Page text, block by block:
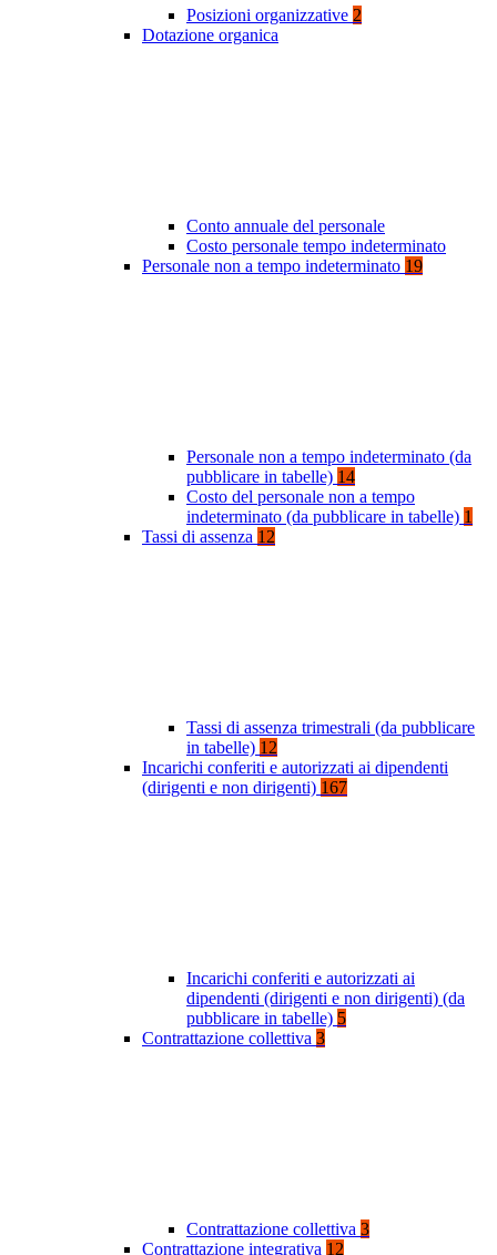
Posizioni organizzative 2
Dotazione organica
Conto annuale del personale
Costo personale tempo indeterminato
Personale non a tempo indeterminato 19
Personale non a tempo indeterminato (da
pubblicare in tabelle) 14
Costo del personale non a tempo
indeterminato (da pubblicare in tabelle) 1
Tassi di assenza 12
Tassi di assenza trimestrali (da pubblicare
in tabelle) 12
Incarichi conferiti e autorizzati ai dipendenti
(dirigenti e non dirigenti) 167
Incarichi conferiti e autorizzati ai
dipendenti (dirigenti e non dirigenti) (da
pubblicare in tabelle) 5
Contrattazione collettiva 3
Contrattazione collettiva 3
Contrattazione integrativa 12